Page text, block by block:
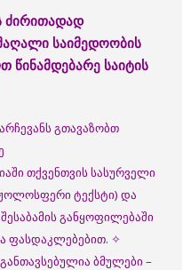
ძირითადად
საიმედოობის
წინამდებარე საიტის
გთავაზობთ
თქვენთვის სასურველი
ტექსტი) და
განყოფილებაში
ფასდაკლებებით. ✧
ბმულები –